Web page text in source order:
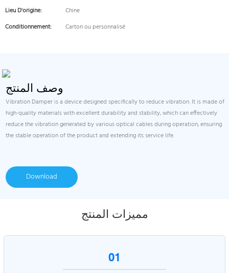
Lieu D'origine:
Chine
Conditionnement:
Carton ou personnalisé
وصف المنتج
Vibration Damper is a device designed specifically to reduce vibration. It is made of
high-quality materials with excellent durability and stability, which can effectively
reduce the vibration generated by various optical cables during operation, ensuring
the stable operation of the product and extending its service life.
Download
مميزات المنتج
01